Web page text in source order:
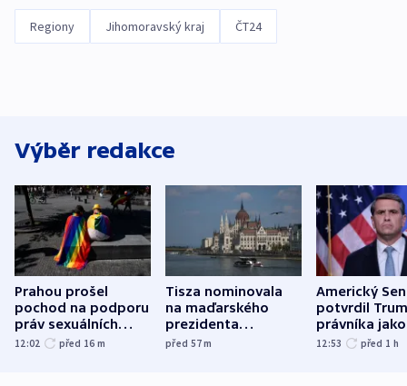
Regiony Jihomoravský kraj ČT24
Výběr redakce
Prahou prošel
pochod na podporu
práv sexuálních
menšin
12:02 před 16 m
Tisza nominovala
na maďarského
prezidenta
bývalého šéfa
před 57m
Americký
potvrdil
právníka jako
ministra
12:53 před 1 h